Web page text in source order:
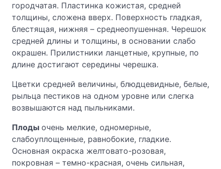
городчатая. Пластинка кожистая, средней
толщины, сложена вверх. Поверхность гладкая,
блестящая, нижняя – среднеопушенная. Черешок
средней длины и толщины, в основании слабо
окрашен. Прилистники ланцетные, крупные, по
длине достигают середины черешка.
Цветки средней величины, блюдцевидные, белые,
рыльца пестиков на одном уровне или слегка
возвышаются над пыльниками.
Плоды очень мелкие, одномерные,
слабоуплощенные, равнобокие, гладкие.
Основная окраска желтовато-розовая,
покровная – темно-красная, очень сильная,